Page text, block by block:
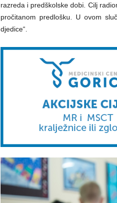
razreda i predškolske dobi. Cilj
pročitanom predlošku. U ovom
djedice“.